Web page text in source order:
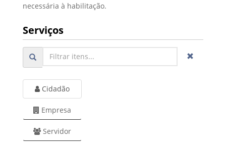
necessária à habilitação.
Serviços
Cidadão
Empresa
Servidor